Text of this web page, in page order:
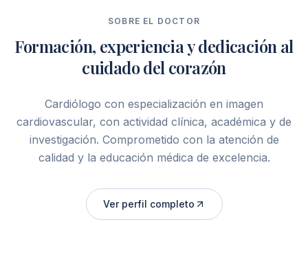
SOBRE EL DOCTOR
Formación, experiencia y dedicación al
cuidado del corazón
Cardiólogo con especialización en imagen
cardiovascular, con actividad clínica, académica y de
investigación. Comprometido con la atención de
calidad y la educación médica de excelencia.
Ver perfil completo